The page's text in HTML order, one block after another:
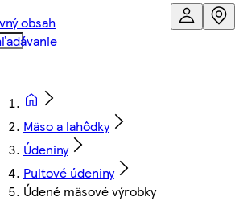
obsah
Mäso a lahôdky
Údeniny
Pultové údeniny
Údené mäsové výrobky